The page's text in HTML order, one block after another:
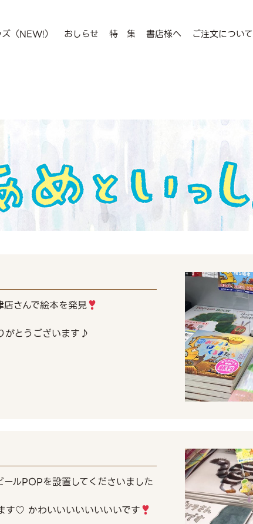
（NEW!） おしらせ 特 集 書店様へ ご注文について
さんで絵本を発見
がとうございます♪
ルPOPを設置してくださいました
す♡ かわいいいいいいいいです